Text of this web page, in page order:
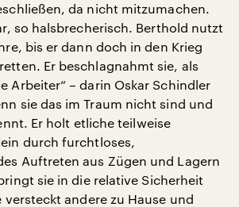
da nicht mitzumachen.
so halsbrecherisch. Berthold nutzt
bis er dann doch in den Krieg
Er beschlagnahmt sie, als
Arbeiter“ – darin Oskar Schindler
sie das im Traum nicht sind und
Er holt etliche teilweise
durch furchtloses,
Auftreten aus Zügen und Lagern
sie in die relative Sicherheit
versteckt andere zu Hause und